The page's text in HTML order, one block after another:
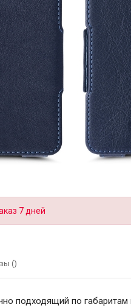
7 дней
()
подходящий по